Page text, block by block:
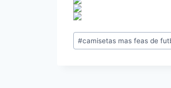
Etiquetas
de
#camisetas mas feas de